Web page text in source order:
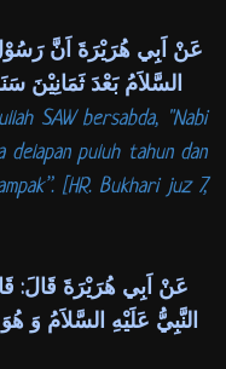
عَنْ اَبِي هُرَيْرَةَ اَنَّ
السَّلاَمُ بَعْدَ ثَمَانِيْنَ سَنَةً
SAW bersabda, "Nabi
puluh tahun dan
[HR. Bukhari juz 7,
عَنْ اَبِي هُرَيْرَةَ قَالَ: